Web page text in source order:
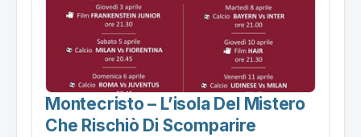
Montecristo – L’isola Del Mistero
Che Rischiò Di Scomparire